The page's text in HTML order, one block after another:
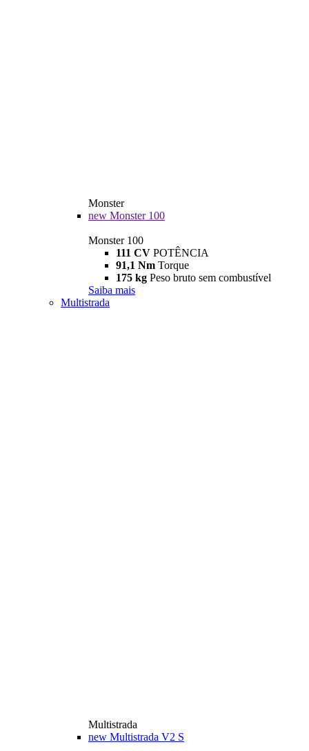
Monster
new Monster 100
Monster 100
111 CV POTÊNCIA
91,1 Nm Torque
175 kg Peso bruto sem combustível
Saiba mais
Multistrada
Multistrada
new Multistrada V2 S